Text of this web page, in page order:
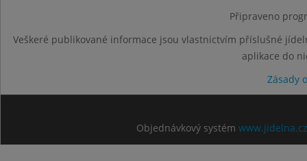
Připraveno
Veškeré publikované informace jsou vlastnictvím příslušné
aplikace do
Zásady
Objednávkový systém www.jidelna.cz